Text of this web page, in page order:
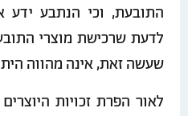
התובעת, וכי הנתבע ידע
לדעת שרכישת מוצרי
שעשה זאת, אינה מהווה
לאור הפרת זכויות